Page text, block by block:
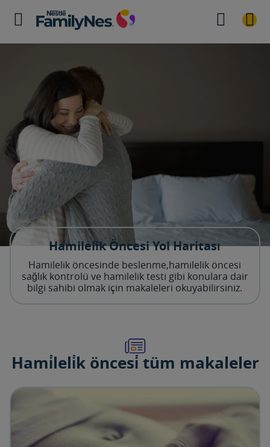
Hamilelik Öncesi Yol Haritası
Hamilelik öncesinde beslenme,hamilelik öncesi
sağlık kontrolü ve hamilelik testi gibi konulara dair
bilgi sahibi olmak için makaleleri okuyabilirsiniz.​
Hami̇leli̇k öncesi̇ tüm makaleler